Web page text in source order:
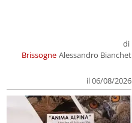
Brissogne
di
Alessandro Bianchet
il 06/08/2026